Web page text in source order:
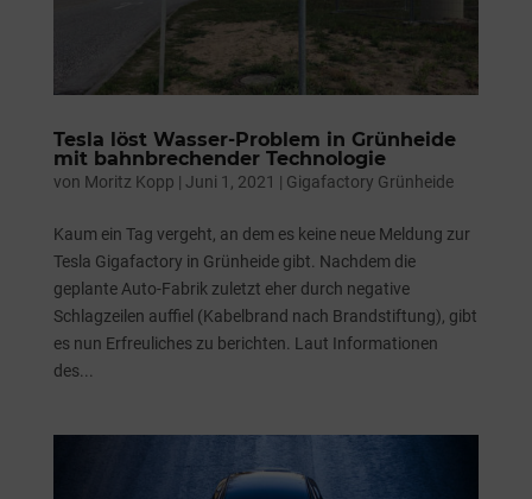
Tesla löst Wasser-Problem in Grünheide
mit bahnbrechender Technologie
von Moritz Kopp | Juni 1, 2021 | Gigafactory Grünheide
Kaum ein Tag vergeht, an dem es keine neue Meldung zur
Tesla Gigafactory in Grünheide gibt. Nachdem die
geplante Auto-Fabrik zuletzt eher durch negative
Schlagzeilen auffiel (Kabelbrand nach Brandstiftung), gibt
es nun Erfreuliches zu berichten. Laut Informationen
des...